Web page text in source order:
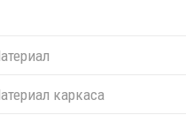
каркаса